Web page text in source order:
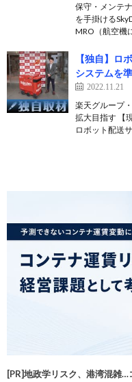
保守・メンテ
を手掛ける
MRO（航空機
【独自】ロ
システムを
2022.11.21
楽天グループ
拡大目指す 【
ロボット配送
[PR]地政学リスク、港湾混雑